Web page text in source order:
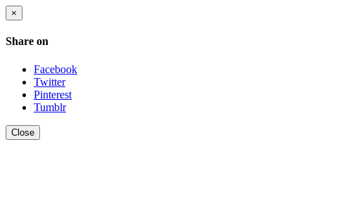
×
Share on
Facebook
Twitter
Pinterest
Tumblr
Close